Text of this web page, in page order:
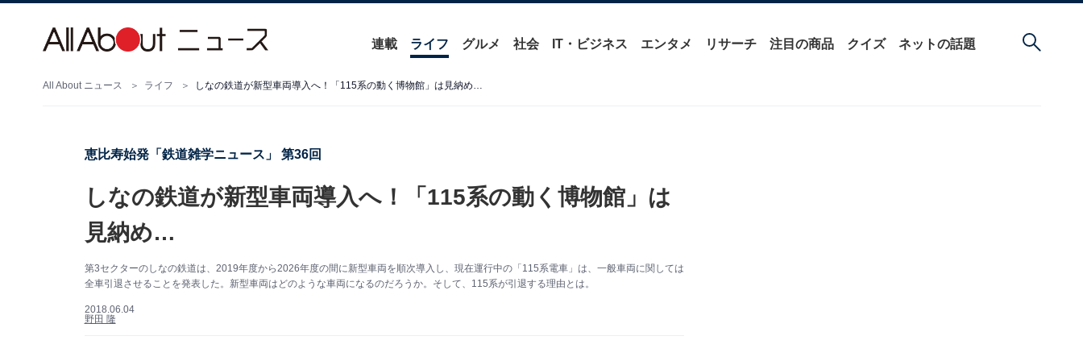
連載 ライフ グルメ 社会 IT・ビジネス エンタメ リサーチ 注目の商品 クイズ ネットの話題
All About ニュース ライフ しなの鉄道が新型車両導入へ！「115系の動く博物館」は見納め…
恵比寿始発「鉄道雑学ニュース」 第36回
しなの鉄道が新型車両導入へ！「115系の動く博物館」は
見納め…
第3セクターのしなの鉄道は、2019年度から2026年度の間に新型車両を順次導入し、現在運行中の「115系電車」は、一般車両に関しては
全車引退させることを発表した。新型車両はどのような車両になるのだろうか。そして、115系が引退する理由とは。
2018.06.04
野田 隆